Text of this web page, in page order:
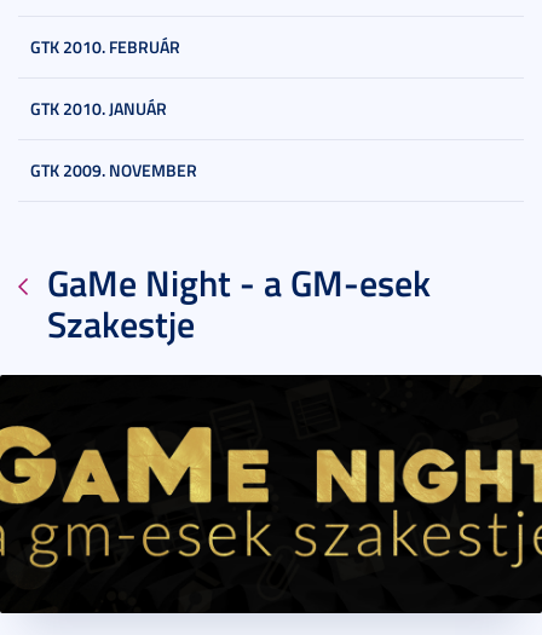
GTK 2010. FEBRUÁR
GTK 2010. JANUÁR
GTK 2009. NOVEMBER
GaMe Night - a GM-esek
Szakestje